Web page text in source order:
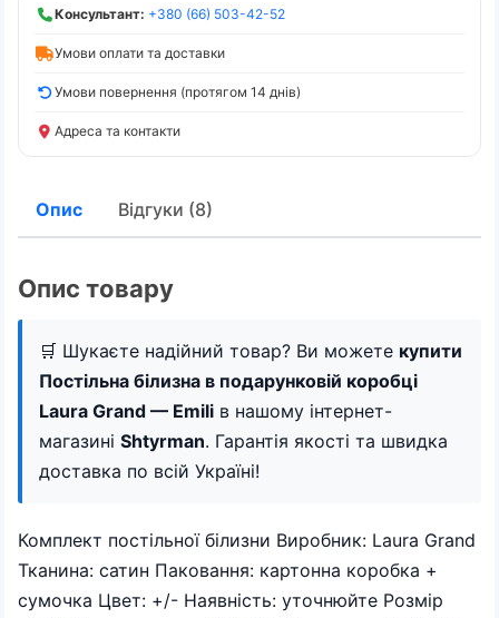
Консультант: +380 (66) 503-42-52
Умови оплати та доставки
Умови повернення (протягом 14 днів)
Адреса та контакти
Опис Відгуки (8)
Опис товару
🛒 Шукаєте надійний товар? Ви можете купити
Постільна білизна в подарунковій коробці
Laura Grand — Emili в нашому інтернет-
магазині Shtyrman. Гарантія якості та швидка
доставка по всій Україні!
Комплект постільної білизни Виробник: Laura Grand
Тканина: сатин Паковання: картонна коробка +
сумочка Цвет: +/- Наявність: уточнюйте Розмір